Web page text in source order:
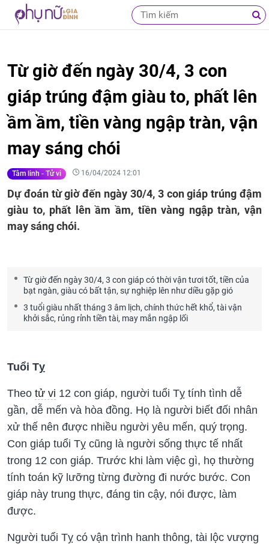
Từ giờ đến ngày 30/4, 3 con
giáp trúng đậm giàu to, phất lên
ầm ầm, tiền vàng ngập tràn, vận
may sáng chói
Tâm linh - Tử vi 16/04/2024 12:01
Dự đoán từ giờ đến ngày 30/4, 3 con giáp trúng đậm
giàu to, phất lên ầm ầm, tiền vàng ngập tràn, vận
may sáng chói.
Từ giờ đến ngày 30/4, 3 con giáp có thời vận tươi tốt, tiền của
bạt ngàn, giàu có bất tận, sự nghiệp lên như diều gặp gió
3 tuổi giàu nhất tháng 3 âm lịch, chính thức hết khổ, tài vận
khởi sắc, rủng rỉnh tiền tài, may mắn ngập lối
Tuổi Tỵ
Theo tử vi 12 con giáp, người tuổi Tỵ tính tình dễ
gần, dễ mến và hòa đồng. Họ là người biết đối nhân
xử thế nên được nhiều người yêu mến, quý trọng.
Con giáp tuổi Tỵ cũng là người sống thực tế nhất
trong 12 con giáp. Trước khi làm việc gì, họ thường
tính toán kỹ lưỡng từng đường đi nước bước. Con
giáp này trung thực, đáng tin cậy, nói được, làm
được.
Người tuổi Tỵ có vận trình hanh thông, tài lộc vượng